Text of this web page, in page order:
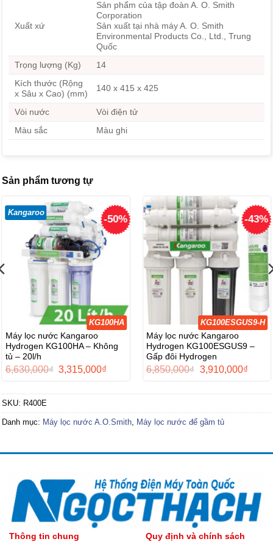
Xuất xứ
Sản phẩm của tập đoàn A. O. Smith
Corporation
Sản xuất tại nhà máy A. O. Smith
Environmental Products Co., Ltd., Trung
Quốc
Trọng lượng (Kg)
14
Kích thước (Rộng
x Sâu x Cao) (mm)
140 x 415 x 425
Vòi nước
Vòi điện tử
Màu sắc
Màu ghi
Sản phẩm tương tự
-50%
Kangaroo
KG100HA
Máy lọc nước Kangaroo
Hydrogen KG100HA – Không
tủ – 20l/h
6,630,000₫ Giá
gốc
6,630,000₫.
3,315,000₫
hiện
là:
-43%
KG100ESGUS9-H
Máy lọc nước Kangaroo
Hydrogen KG100ESGUS9 –
Gấp đôi Hydrogen
6,850,000₫ Giá
gốc
6,850,000₫.
3,910,000₫Giá
hiện
là:
SKU: R400E
Danh mục: Máy lọc nước A.O.Smith, Máy lọc nước để gầm tủ
Thông tin chung Quy định và chính sách